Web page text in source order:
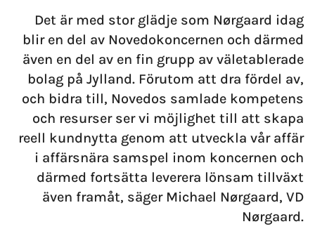
Det är med stor glädje som Nørgaard idag
blir en del av Novedokoncernen och därmed
även en del av en fin grupp av väletablerade
bolag på Jylland. Förutom att dra fördel av,
och bidra till, Novedos samlade kompetens
och resurser ser vi möjlighet till att skapa
reell kundnytta genom att utveckla vår affär
i affärs­nära samspel inom koncernen och
därmed fortsätta leverera lönsam tillväxt
även framåt, säger Michael Nørgaard, VD
Nørgaard.